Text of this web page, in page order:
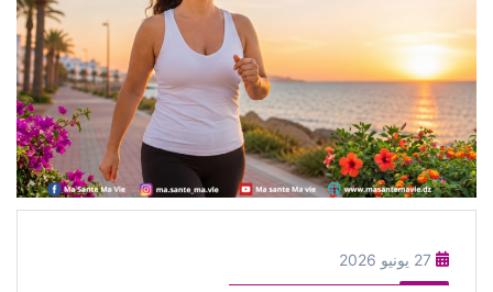
27 يونيو 2026